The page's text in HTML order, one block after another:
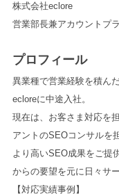
株式会社eclore
営業部長兼アカウントプ
プロフィール
異業種で営業経験を積ん
ecloreに中途入社。
現在は、お客さま対応を
アントのSEOコンサルを
より高いSEO成果をご提
からの要望を元に日々サ
【対応実績事例】